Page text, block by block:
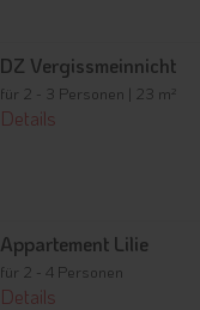
DZ Vergissmeinnicht
für 2 - 3 Personen | 23 m²
Details
Appartement Lilie
für 2 - 4 Personen
Details